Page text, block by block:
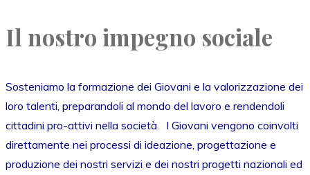
Il nostro impegno sociale
Sosteniamo la formazione dei Giovani e la valorizzazione dei
loro talenti, preparandoli al mondo del lavoro e rendendoli
cittadini pro-attivi nella società. I Giovani vengono coinvolti
direttamente nei processi di ideazione, progettazione e
produzione dei nostri servizi e dei nostri progetti nazionali ed